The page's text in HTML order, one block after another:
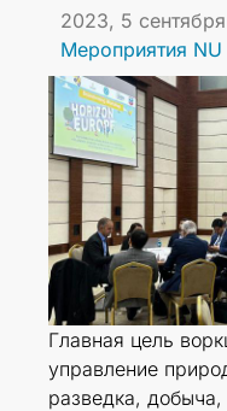
2023, 5 сентября
Мероприятия NU
Главная цель
управление
разведка, добыча,